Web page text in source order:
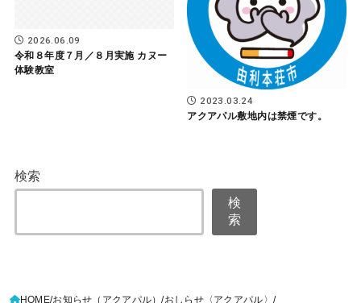
2026.06.09
令和８年度７月／８月実施 カヌー
体験教室
2023.03.24
アクアパル敷地内は禁煙です。
検索
検
索
HOME お知らせ（アクアパル） おしらせ〈アクアパル〉